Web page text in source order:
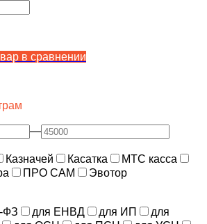
в сравнении
—
Казначей Касатка
МТС касса
ПРО САМ
Эвотор
ФЗ для ЕНВД для ИП
для